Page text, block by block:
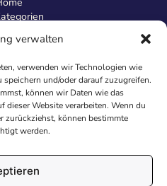
verwalten
verwenden wir Technologien wie
und/oder darauf zuzugreifen.
können wir Daten wie das
dieser Website verarbeiten. Wenn du
zurückziehst, können bestimmte
werden.
uns